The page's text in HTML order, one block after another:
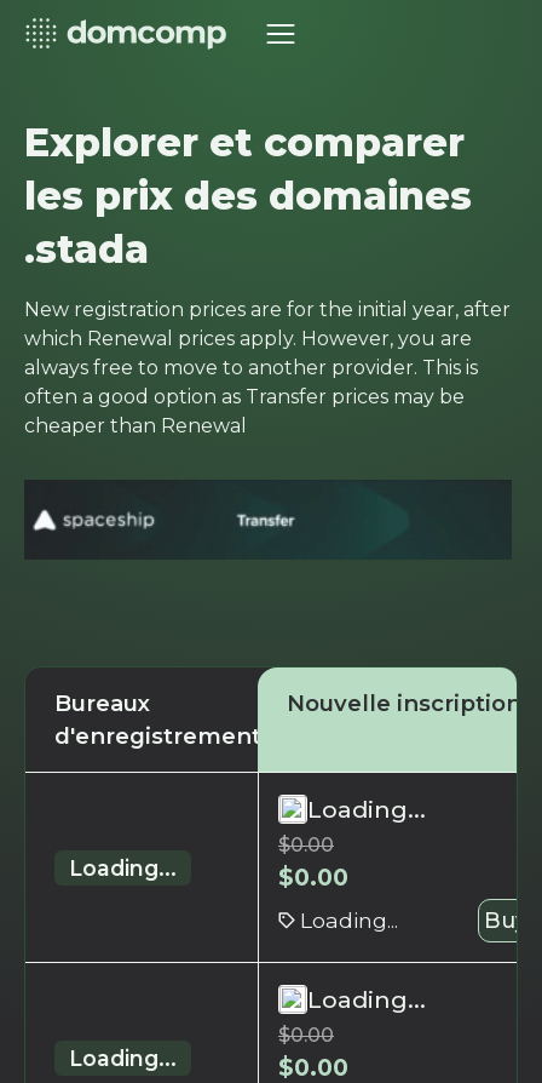
Explorer et comparer
les prix des domaines
.stada
New registration prices are for the initial year, after
which Renewal prices apply. However, you are
always free to move to another provider. This is
often a good option as Transfer prices may be
cheaper than Renewal
Bureaux
d'enregistrement
Nouvelle inscription
Loading...
Loading...
$0.00
$0.00
Loading... Buy
Loading...
Loading...
$0.00
$0.00